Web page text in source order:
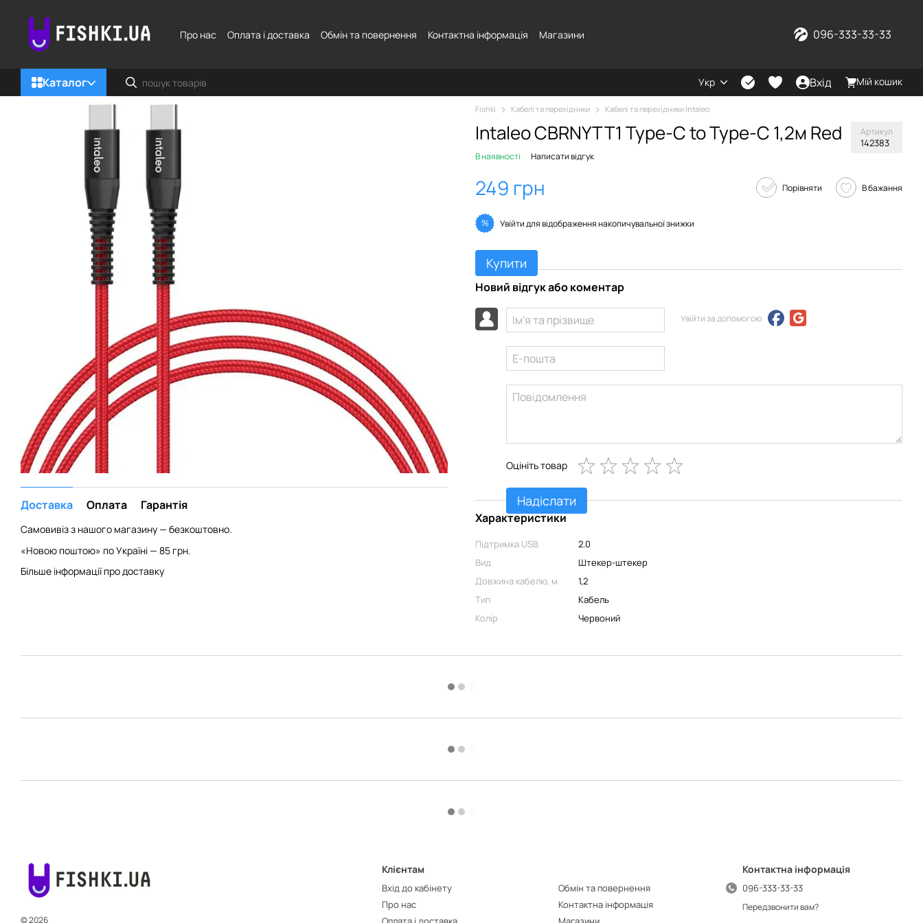
Про нас
Оплата і доставка Обмін та повернення Контактна інформація Магазини 096-333-33-33
Каталог Укр Вхід Мій кошик
Доставка Оплата Гарантія
Самовивіз з нашого магазину — безкоштовно.
«Новою поштою» по Україні — 85 грн.
Більше інформації про доставку
Fishki Кабелі та перехідники Кабелі та перехідники Intaleo
Intaleo CBRNYTT1 Type-C to Type-C 1,2м Red Артикул
142383
В наявності Написати відгук
249 грн Порівняти В бажання
% Увійтидля відображення накопичувальної знижки
Купити
Новий відгук або коментар
Увійти за допомогою
Оцініть товар
Надіслати
Характеристики
Підтримка USB
2.0
Вид
Штекер-штекер
Довжина кабелю, м
1,2
Тип
Кабель
Колір
Червоний
© 2026
Клієнтам
Вхід до кабінету
Про нас
Обмін та повернення
Контактна інформація
Контактна інформація
096-333-33-33
Передзвонити вам?